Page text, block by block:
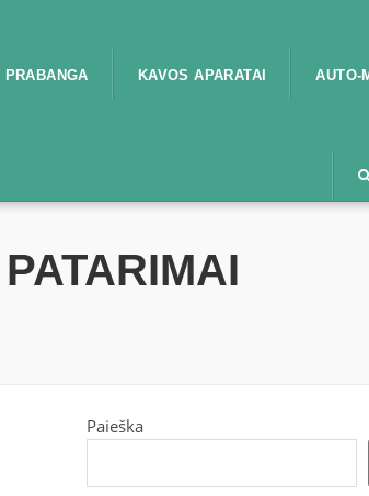
PRABANGA KAVOS APARATAI AUTO-
Paieška